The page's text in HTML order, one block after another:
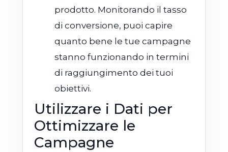
prodotto. Monitorando il tasso
di conversione, puoi capire
quanto bene le tue campagne
stanno funzionando in termini
di raggiungimento dei tuoi
obiettivi.
Utilizzare i Dati per
Ottimizzare le
Campagne